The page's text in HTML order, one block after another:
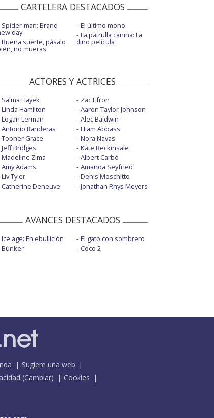
CARTELERA DESTACADOS
Spider-man: Brand
day
Buena suerte, pásalo
no mueras
El último mono
La patrulla canina: La
dino película
ACTORES Y ACTRICES
Salma Hayek
Linda Hamilton
Logan Lerman
Antonio Banderas
Topher Grace
Jeff Bridges
Madeline Zima
Amy Adams
Liv Tyler
Catherine Deneuve
Zac Efron
Aaron Taylor-Johnson
Alec Baldwin
Hiam Abbass
Nora Navas
Kate Beckinsale
Albert Carbó
Amanda Seyfried
Denis Moschitto
Jonathan Rhys Meyers
AVANCES DESTACADOS
Ice age: En ebullición
Búnker
El gato con sombrero
Coco 2
Sugiere una web
(Cambiar)
Cookies